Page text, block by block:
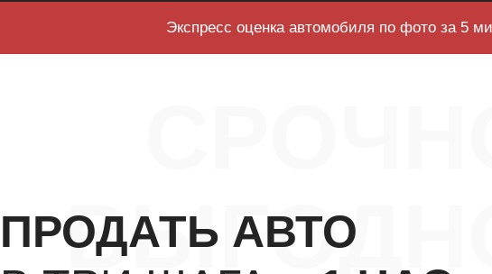
Экспресс оценка автомобиля по фото за 5
ВЫГОДНО
ПРОДАТЬ АВТО